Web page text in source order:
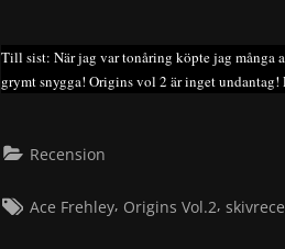
Till sist: När jag var tonåring köpte jag många
grymt snygga! Origins vol 2 är inget undantag!
Recension
Tags:
Ace Frehley, Origins Vol.2,